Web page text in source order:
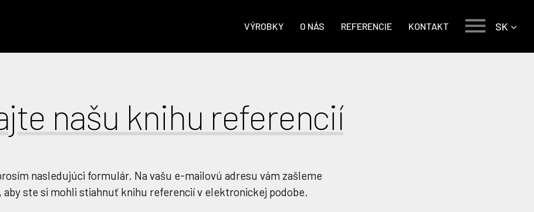
VÝROBKY O NÁS REFERENCIE KONTAKT SK
našu knihu referencií
nasledujúci formulár. Na vašu e-mailovú adresu vám zašleme
aby ste si mohli stiahnuť knihu referencií v elektronickej podobe.